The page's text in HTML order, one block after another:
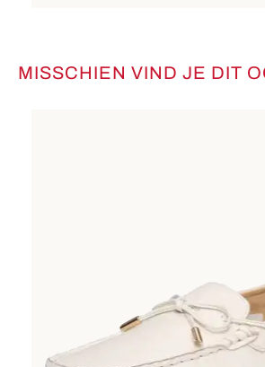
Productgalerij overslaan
MISSCHIEN VIND JE DIT